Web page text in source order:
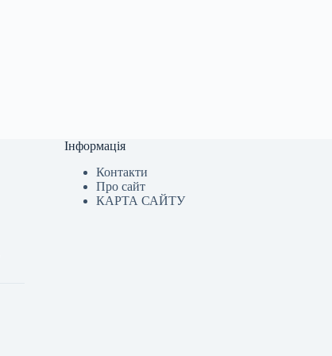
Інформація
Контакти
Про сайт
КАРТА САЙТУ